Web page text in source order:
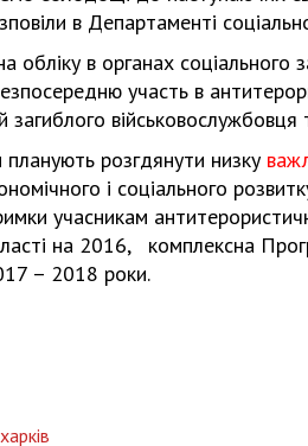
в Департаменті
в органах соціального
участь в
загиблого
розгдянути низку
і соціального
учасникам
на 2016, комплексна
– 2018 роки.
харків